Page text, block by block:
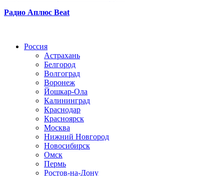
Радио Аплюс Beat
Россия
Астрахань
Белгород
Волгоград
Воронеж
Йошкар-Ола
Калининград
Краснодар
Красноярск
Москва
Нижний Новгород
Новосибирск
Омск
Пермь
Ростов-на-Дону